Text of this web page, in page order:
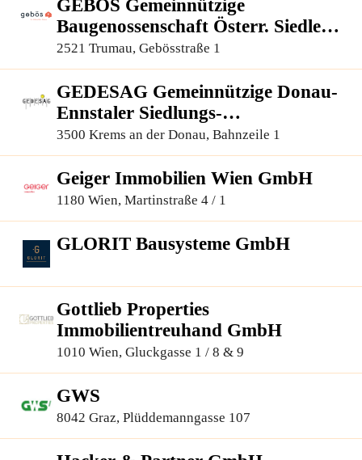
GEBÖS Gemeinnützige
Baugenossenschaft Österr. Siedler
und Mieter, reg.Gen.m.b.H.
2521 Trumau, Gebösstraße 1
GEDESAG Gemeinnützige Donau-
Ennstaler Siedlungs-
Aktiengesellschaft
3500 Krems an der Donau, Bahnzeile 1
Geiger Immobilien Wien GmbH
1180 Wien, Martinstraße 4 / 1
GLORIT Bausysteme GmbH
Gottlieb Properties
Immobilientreuhand GmbH
1010 Wien, Gluckgasse 1 / 8 & 9
GWS
8042 Graz, Plüddemanngasse 107